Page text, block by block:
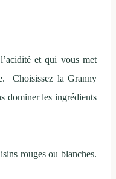
et qui vous met
Choisissez la Granny
dominer les ingrédients
rouges ou blanches.